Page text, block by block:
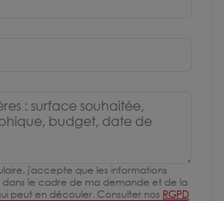
j'accepte que les informations
dans le cadre de ma demande et de la
peut en découler. Consulter nos RGPD